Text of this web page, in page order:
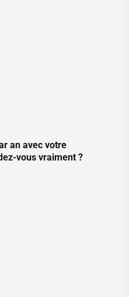
an avec votre
vous vraiment ?